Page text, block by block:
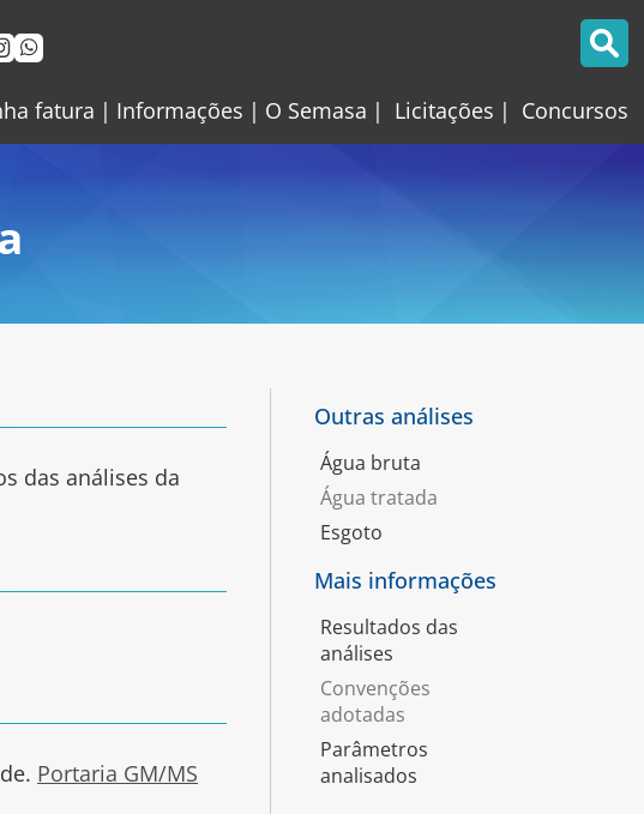
fatura Informações O Semasa Licitações Concursos
das análises da
Portaria GM/MS
Outras análises
Água bruta
Água tratada
Esgoto
Mais informações
Resultados das
análises
Convenções
adotadas
Parâmetros
analisados